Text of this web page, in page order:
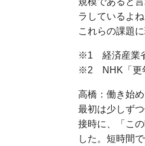
ラしているよ
これらの課題
※1 経済産業省
※2 NHK「更
高橋：働き始
最初は少しず
接時に、「こ
した。短時間